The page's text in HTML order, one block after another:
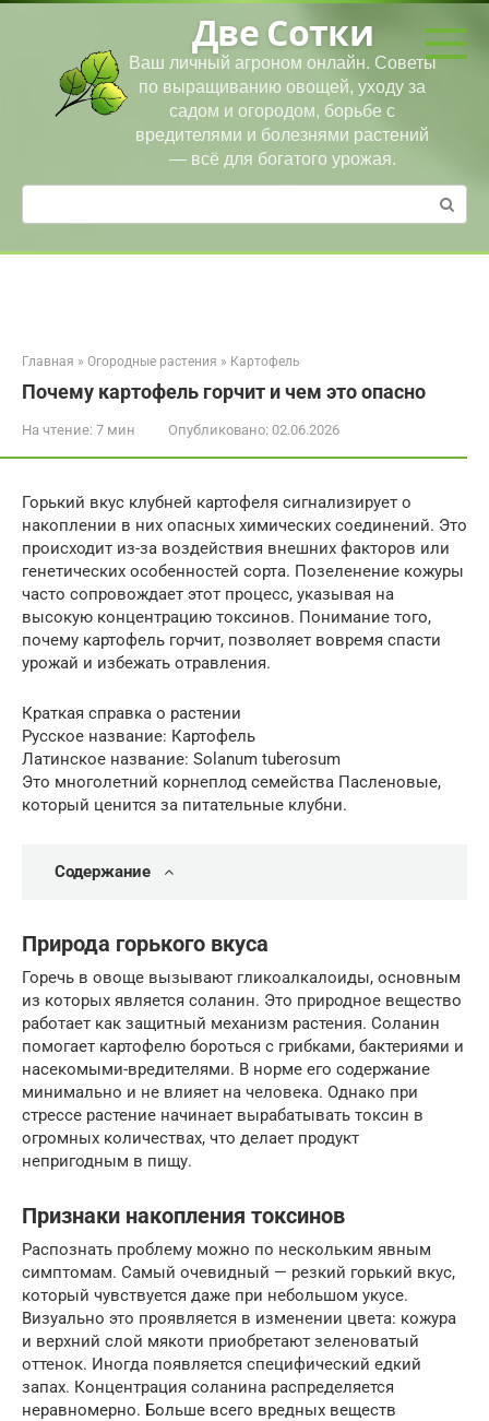
Перейти
Две Сотки
Ваш личный агроном онлайн. Советы
по выращиванию овощей, уходу за
садом и огородом, борьбе с
вредителями и болезнями растений
— всё для богатого урожая.
Поиск:
Главная » Огородные растения » Картофель
Почему картофель горчит и чем это опасно
На чтение: 7 мин Опубликовано: 02.06.2026
Горький вкус клубней картофеля сигнализирует о
накоплении в них опасных химических соединений. Это
происходит из-за воздействия внешних факторов или
генетических особенностей сорта. Позеленение кожуры
часто сопровождает этот процесс, указывая на
высокую концентрацию токсинов. Понимание того,
почему картофель горчит, позволяет вовремя спасти
урожай и избежать отравления.
Краткая справка о растении
Русское название: Картофель
Латинское название: Solanum tuberosum
Это многолетний корнеплод семейства Пасленовые,
который ценится за питательные клубни.
Содержание
Природа горького вкуса
Горечь в овоще вызывают гликоалкалоиды, основным
из которых является соланин. Это природное вещество
работает как защитный механизм растения. Соланин
помогает картофелю бороться с грибками, бактериями и
насекомыми-вредителями. В норме его содержание
минимально и не влияет на человека. Однако при
стрессе растение начинает вырабатывать токсин в
огромных количествах, что делает продукт
непригодным в пищу.
Признаки накопления токсинов
Распознать проблему можно по нескольким явным
симптомам. Самый очевидный — резкий горький вкус,
который чувствуется даже при небольшом укусе.
Визуально это проявляется в изменении цвета: кожура
и верхний слой мякоти приобретают зеленоватый
оттенок. Иногда появляется специфический едкий
запах. Концентрация соланина распределяется
неравномерно. Больше всего вредных веществ